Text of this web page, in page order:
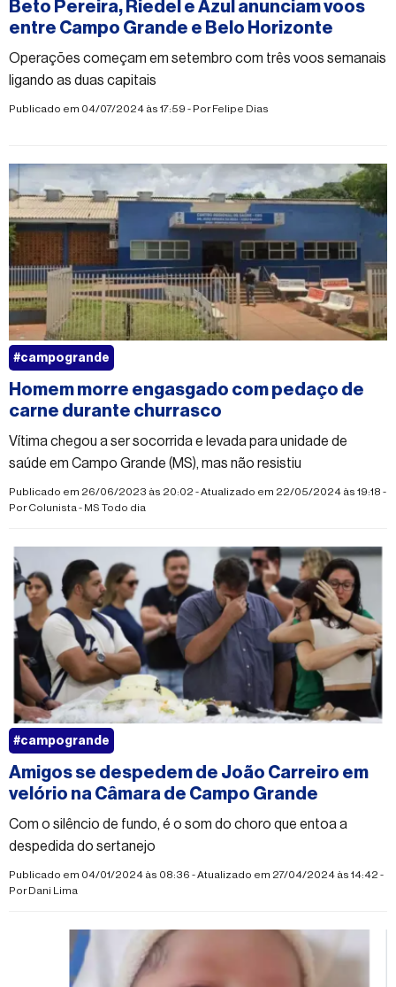
Beto Pereira, Riedel e Azul anunciam voos
entre Campo Grande e Belo Horizonte
Operações começam em setembro com três voos semanais
ligando as duas capitais
Publicado em 04/07/2024 às 17:59 - PorFelipe Dias
Homem morre engasgado com pedaço de
carne durante churrasco
Vítima chegou a ser socorrida e levada para unidade de
saúde em Campo Grande (MS), mas não resistiu
Publicado em 26/06/2023 às 20:02 - Atualizado em 22/05/2024 às 19:18 -
PorColunista - MS Todo dia
#campogrande
Amigos se despedem de João Carreiro em
velório na Câmara de Campo Grande
Com o silêncio de fundo, é o som do choro que entoa a
despedida do sertanejo
Publicado em 04/01/2024 às 08:36 - Atualizado em 27/04/2024 às 14:42 -
PorDani Lima
#campogrande